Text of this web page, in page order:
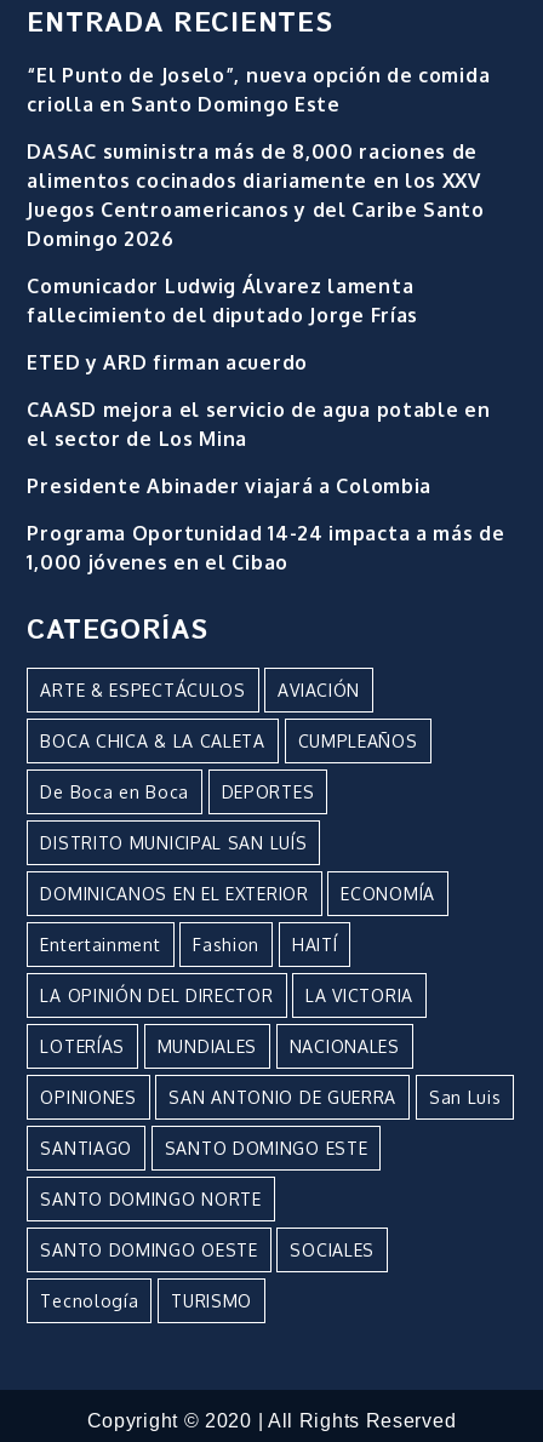
ENTRADA RECIENTES
“El Punto de Joselo”, nueva opción de comida
criolla en Santo Domingo Este
DASAC suministra más de 8,000 raciones de
alimentos cocinados diariamente en los XXV
Juegos Centroamericanos y del Caribe Santo
Domingo 2026
Comunicador Ludwig Álvarez lamenta
fallecimiento del diputado Jorge Frías
ETED y ARD firman acuerdo
CAASD mejora el servicio de agua potable en
el sector de Los Mina
Presidente Abinader viajará a Colombia
Programa Oportunidad 14-24 impacta a más de
1,000 jóvenes en el Cibao
CATEGORÍAS
ARTE & ESPECTÁCULOS AVIACIÓN
BOCA CHICA & LA CALETA CUMPLEAÑOS
De Boca en Boca DEPORTES
DISTRITO MUNICIPAL SAN LUÍS
DOMINICANOS EN EL EXTERIOR ECONOMÍA
Entertainment Fashion HAITÍ
LA OPINIÓN DEL DIRECTOR LA VICTORIA
LOTERÍAS MUNDIALES NACIONALES
OPINIONES SAN ANTONIO DE GUERRA San Luis
SANTIAGO SANTO DOMINGO ESTE
SANTO DOMINGO NORTE
SANTO DOMINGO OESTE SOCIALES
Tecnología TURISMO
Copyright © 2020 | All Rights Reserved